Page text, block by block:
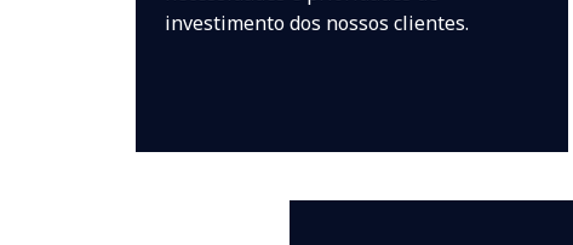
investimento dos nossos clientes.